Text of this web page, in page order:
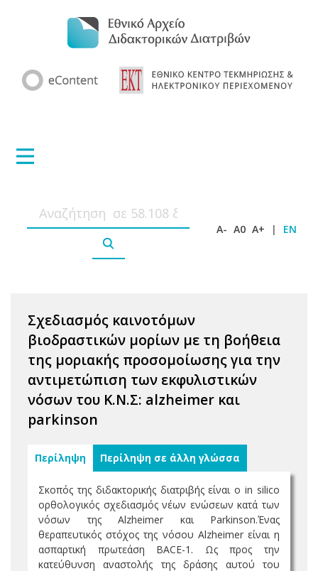
A- A0 A+ | EN
Σχεδιασμός καινοτόμων
βιοδραστικών μορίων με τη βοήθεια
της μοριακής προσομοίωσης για την
αντιμετώπιση των εκφυλιστικών
νόσων του Κ.Ν.Σ: alzheimer και
parkinson
Περίληψη Περίληψη σε άλλη γλώσσα
Σκοπός της διδακτορικής διατριβής είναι ο in silico
ορθολογικός σχεδιασμός νέων ενώσεων κατά των
νόσων της Alzheimer και Parkinson.Ένας
θεραπευτικός στόχος της νόσου Αlzheimer είναι η
ασπαρτική πρωτεάση BACE-1. Ως προς την
κατεύθυνση αναστολής της δράσης αυτού του